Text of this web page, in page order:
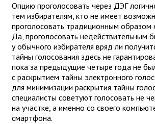
Опцию проголосовать через ДЭГ
тем избирателям, кто не имеет
проголосовать традиционным образом
Да, проголосовать недействительным
у обычного избирателя вряд ли
тайны голосования здесь не
пока за предыдущие четыре года не
с раскрытием тайны электронного
для минимизации раскрытия тайны
специалисты советуют голосовать не
на участке, а именно со своего
смартфона.